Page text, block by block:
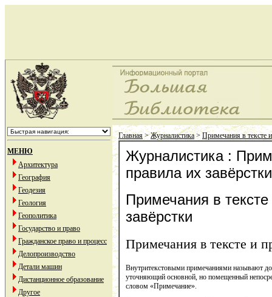
МЕНЮ
Архитектура
География
Геодезия
Геология
Геополитика
Государство и право
Гражданское право и процесс
Делопроизводство
Детали машин
Дистанционное образование
Другое
Главная>Журналистика>Примечания в тексте
Журналистика :
правила их завёрстки
Примечания в
завёрстки
Примечания в тексте и
Внутритекстовыми примечаниями называют
уточняющий основной, но помещенный
словом «Примечание».